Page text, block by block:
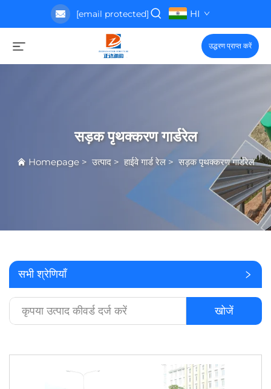
[email protected] HI
उद्धरण प्राप्त करें
सड़क पृथक्करण गार्डरेल
Homepage> उत्पाद> हाईवे गार्ड रेल> सड़क पृथक्करण गार्डरेल
सभी श्रेणियाँ
खोजें